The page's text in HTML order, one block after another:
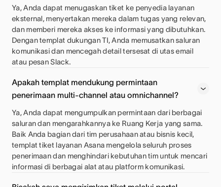
Ya, Anda dapat menugaskan tiket ke penyedia layanan
eksternal, menyertakan mereka dalam tugas yang relevan,
dan memberi mereka akses ke informasi yang dibutuhkan.
Dengan templat dukungan TI, Anda memusatkan saluran
komunikasi dan mencegah detail tersesat di utas email
atau pesan Slack.
Apakah templat mendukung permintaan
penerimaan multi-channel atau omnichannel?
Ya, Anda dapat mengumpulkan permintaan dari berbagai
saluran dan mengarahkannya ke Ruang Kerja yang sama.
Baik Anda bagian dari tim perusahaan atau bisnis kecil,
templat tiket layanan Asana mengelola seluruh proses
penerimaan dan menghindari kebutuhan tim untuk mencari
informasi di berbagai alat atau platform komunikasi.